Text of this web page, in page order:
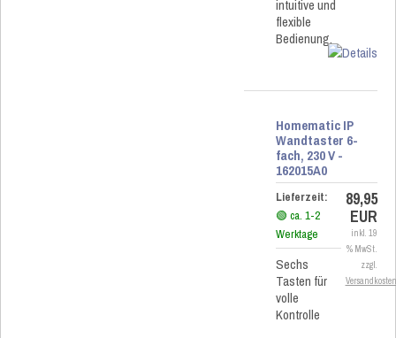
intuitive und
flexible
Bedienung.
Homematic IP
Wandtaster 6-
fach, 230 V -
162015A0
Lieferzeit:
🟢 ca. 1-2
Werktage
Sechs
Tasten für
volle
Kontrolle
89,95
EUR
inkl. 19
% MwSt.
zzgl.
Versandkosten